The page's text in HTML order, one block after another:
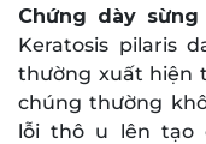
Chứng dày
Keratosis pilaris
thường xuất hiện
chúng thường
lỗi thô u lên tạo